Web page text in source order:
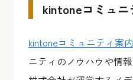
kintoneコミュ
kintoneコミュニティ案
ニティのノウハウや情